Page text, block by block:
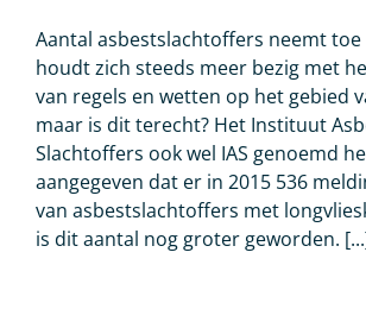
Aantal asbestslachtoffers neemt
houdt zich steeds meer bezig met
van regels en wetten op het gebied
maar is dit terecht? Het Instituut
Slachtoffers ook wel IAS genoemd
aangegeven dat er in 2015 536
van asbestslachtoffers met
is dit aantal nog groter geworden.